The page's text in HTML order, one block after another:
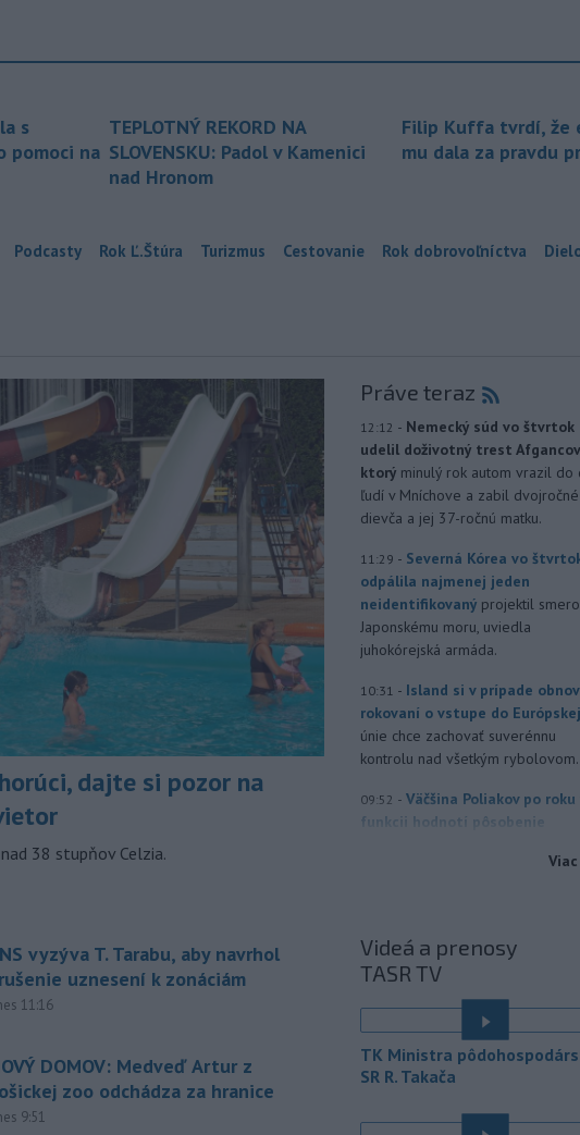
s
pomoci na
TEPLOTNÝ REKORD NA
SLOVENSKU: Padol v Kamenici
nad Hronom
Filip Kuffa tvrdí, že
mu dala za pravdu
Podcasty Rok Ľ.Štúra Turizmus Cestovanie Rok dobrovoľníctva
dajte si pozor na
38 stupňov Celzia.
vyzýva T. Tarabu, aby navrhol
uznesení k zonáciám
11:16
DOMOV: Medveď Artur z
zoo odchádza za hranice
9:51
Práve teraz
12:12 - Nemecký súd vo štvrtok
udelil doživotný trest
ktorý minulý rok autom vrazil do
ľudí v Mníchove a zabil dvojročné
dievča a jej 37-ročnú matku.
11:29 - Severná Kórea vo
odpálila najmenej jeden
neidentifikovaný projektil
Japonskému moru, uviedla
juhokórejská armáda.
10:31 - Island si v prípade
rokovaní o vstupe do Európskej
únie chce zachovať suverénnu
kontrolu nad všetkým rybolovom.
09:52 - Väčšina Poliakov po roku
funkcii hodnotí pôsobenie
streduvystríhal pred možnými
teroristickými činmi počas
novozvoleného prezidenta
08:31 - Aj štvrtok bude na
horúci. Pre okresy na západnom
strede a na východe krajiny vydal
Viac
Videá a prenosy
TASR TV
TK Ministra
SR R. Takača